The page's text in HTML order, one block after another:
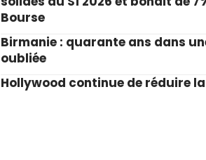
Bourse
Birmanie : quarante ans dans
oubliée
Hollywood continue de réduire